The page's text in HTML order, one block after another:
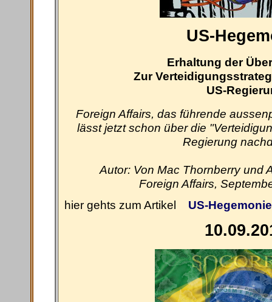
US-
Erhaltung der
Zur
US-
Foreign Affairs, das führende
lässt jetzt schon über die
Regierung
Autor: Von Mac Thornberry und
Foreign Affairs,
hier gehts zum Artikel US-Hegemonie